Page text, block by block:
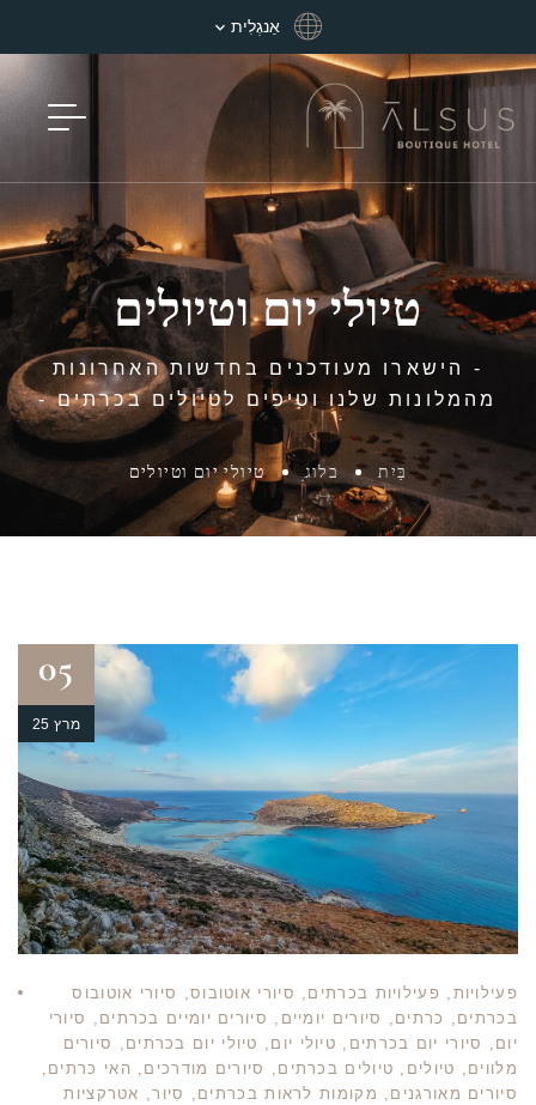
אַנגְלִית
טיולי יום וטיולים
- הישארו מעודכנים בחדשות האחרונות
מהמלונות שלנו וטיפים לטיולים בכרתים -
בַּיִת בלוג טיולי יום וטיולים
05
מרץ 25
פעילויות , פעילויות בכרתים , סיורי אוטובוס, סיורי אוטובוס
בכרתים , כרתים , סיורים יומיים , סיורים יומיים בכרתים , סיורי
יום , סיורי יום בכרתים , טיולי יום , טיולי יום בכרתים , סיורים
מלווים , טיולים , טיולים בכרתים , סיורים מודרכים , האי כרתים ,
סיורים מאורגנים , מקומות לראות בכרתים , סִיוּר, אטרקציות